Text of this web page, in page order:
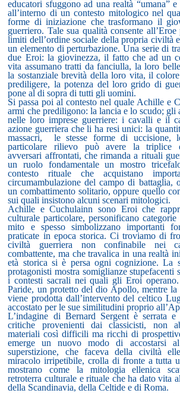
educatori sfuggono ad una realtà “umana”
all’interno di un contesto mitologico nel
forme di iniziazione che trasformano il
guerriero. Tale sua qualità consente
limiti dell’ordine sociale della propria civiltà
un elemento di perturbazione. Una serie di
due Eroi: la giovinezza, il fatto che ad un
vita assumano tratti da fanciulla, la loro
la sostanziale brevità della loro vita, il
prediligere, la potenza del loro grido di
pone al di sopra di tutti gli uomini.
Si passa poi al contesto nel quale Achille e
armi che prediligono: la lancia e lo scudo; gli
nelle loro imprese guerriere: i cavalli e il
azione guerriera che li ha resi unici: la
massacri,
le stesse forme di uccisione,
particolare rilievo può avere la triplice
avversari affrontati, che rimanda a rituali
un ruolo fondamentale un mostro
contesto rituale che acquistano
circumambulazione del campo di battaglia,
un combattimento solitario, oppure quello
sui quali insistono alcuni scenari mitologici.
Achille e Cuchulainn sono Eroi che
culturale particolare, personificano categorie
mito e spesso simbolizzano importanti
praticate in epoca storica. Ci troviamo di
civiltà guerriera non confinabile nei
combattente, ma che travalica in una realtà
età storica si è persa ogni cognizione. La
protagonisti mostra somiglianze stupefacenti
i contesti sacrali nei quali gli Eroi
Paride, un protetto del dio Apollo, mentre
viene prodotta dall’intervento del celtico
accostato per le sue similitudini proprio
L’indagine di Bernard Sergent è serrata
critiche provenienti dai classicisti, non
materiali così difficili ma ricchi di
emerge un nuovo modo di accostarsi
superstizione, che faceva della civiltà
miracolo irripetibile, crolla di fronte a tutta
mostrano come la mitologia ellenica
retroterra culturale e rituale che ha dato vita
della Scandinavia, della Celtide e di Roma.